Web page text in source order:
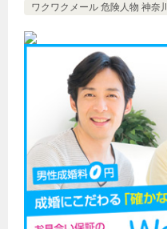
ワクワクメール 危険人物 神奈川